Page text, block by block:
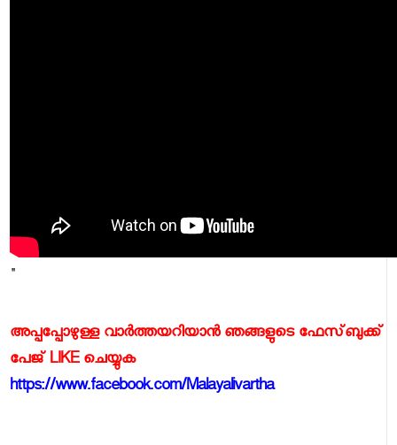
"
അപ്പപ്പോഴുള്ള വാര്‍ത്തയറിയാന്‍ ഞങ്ങളുടെ ഫേസ്‌ബുക്ക്‌
പേജ് LIKE ചെയ്യുക
https://www.facebook.com/Malayalivartha